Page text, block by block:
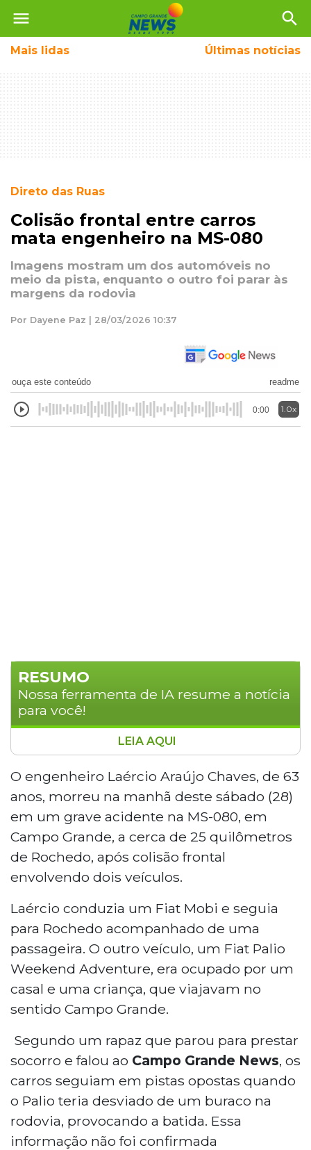
menu search
Mais lidas Últimas notícias
Direto das Ruas
Colisão frontal entre carros
mata engenheiro na MS-080
Imagens mostram um dos automóveis no
meio da pista, enquanto o outro foi parar às
margens da rodovia
Por Dayene Paz | 28/03/2026 10:37
ouça este conteúdo readme
0:00 1.0x
RESUMO
Nossa ferramenta de IA resume a notícia
para você!
Um grave acidente na MS-080, a cerca de
25 quilômetros de Rochedo, resultou na
morte do engenheiro Laércio Araújo
Chaves, de 63 anos, na manhã deste
sábado. A colisão frontal envolveu um
Fiat Mobi e um Fiat Palio Weekend
Adventure. O acidente teria ocorrido
quando o Palio desviou de um buraco na
incluindo um ocupante que ficou preso
nas ferragens. O airbag do Mobi protegeu
a passageira, e houve um princípio de
incêndio que foi controlado pelos
bombeiros.
LEIA AQUI
O engenheiro Laércio Araújo Chaves, de 63
anos, morreu na manhã deste sábado (28)
em um grave acidente na MS-080, em
Campo Grande, a cerca de 25 quilômetros
de Rochedo, após colisão frontal
envolvendo dois veículos.
Laércio conduzia um Fiat Mobi e seguia
para Rochedo acompanhado de uma
passageira. O outro veículo, um Fiat Palio
Weekend Adventure, era ocupado por um
casal e uma criança, que viajavam no
sentido Campo Grande.
Segundo um rapaz que parou para prestar
socorro e falou ao Campo Grande News, os
carros seguiam em pistas opostas quando
o Palio teria desviado de um buraco na
rodovia, provocando a batida. Essa
informação não foi confirmada